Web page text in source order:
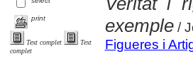
print
Text complet
Text
complet
exemple/
Figueres i